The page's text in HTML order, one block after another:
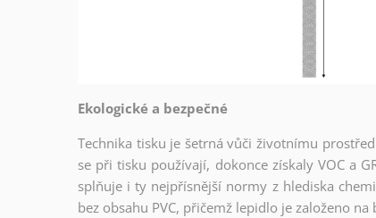
Ekologické a bezpečné
Technika tisku je šetrná vůči životnímu
se při tisku používají, dokonce získaly VOC a
splňuje i ty nejpřísnější normy z hlediska
bez obsahu PVC, přičemž lepidlo je založeno na